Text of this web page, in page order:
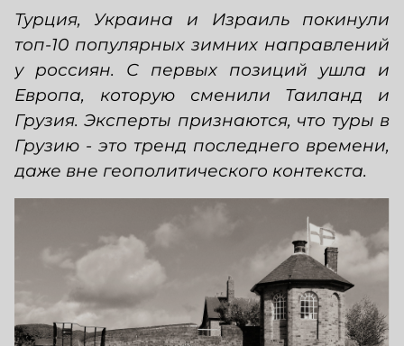
Турция, Украина и Израиль покинули
топ-10 популярных зимних направлений
у россиян. С первых позиций ушла и
Европа, которую сменили Таиланд и
Грузия. Эксперты признаются, что туры в
Грузию - это тренд последнего времени,
даже вне геополитического контекста.